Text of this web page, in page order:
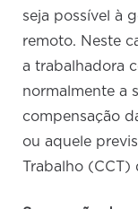
seja possível à
remoto. Neste
a trabalhadora
normalmente a
compensação
ou aquele
Trabalho (CCT)